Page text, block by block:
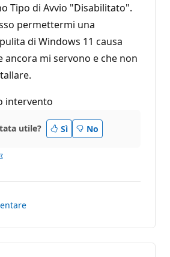
Tipo di Avvio "Disabilitato".
permettermi una
di Windows 11 causa
ancora mi servono e che non
intervento
utile? Sì No